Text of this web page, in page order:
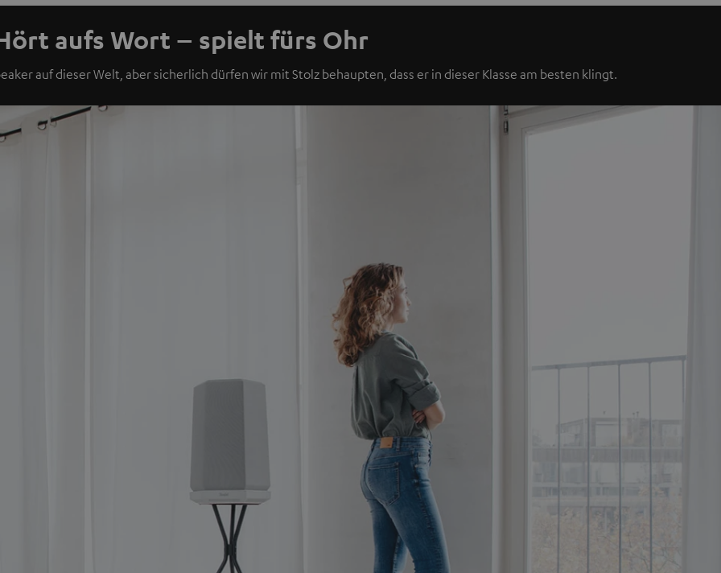
aufs Wort – spielt fürs Ohr
auf dieser Welt, aber sicherlich dürfen wir mit Stolz behaupten, dass er in dieser Klasse am besten klingt.